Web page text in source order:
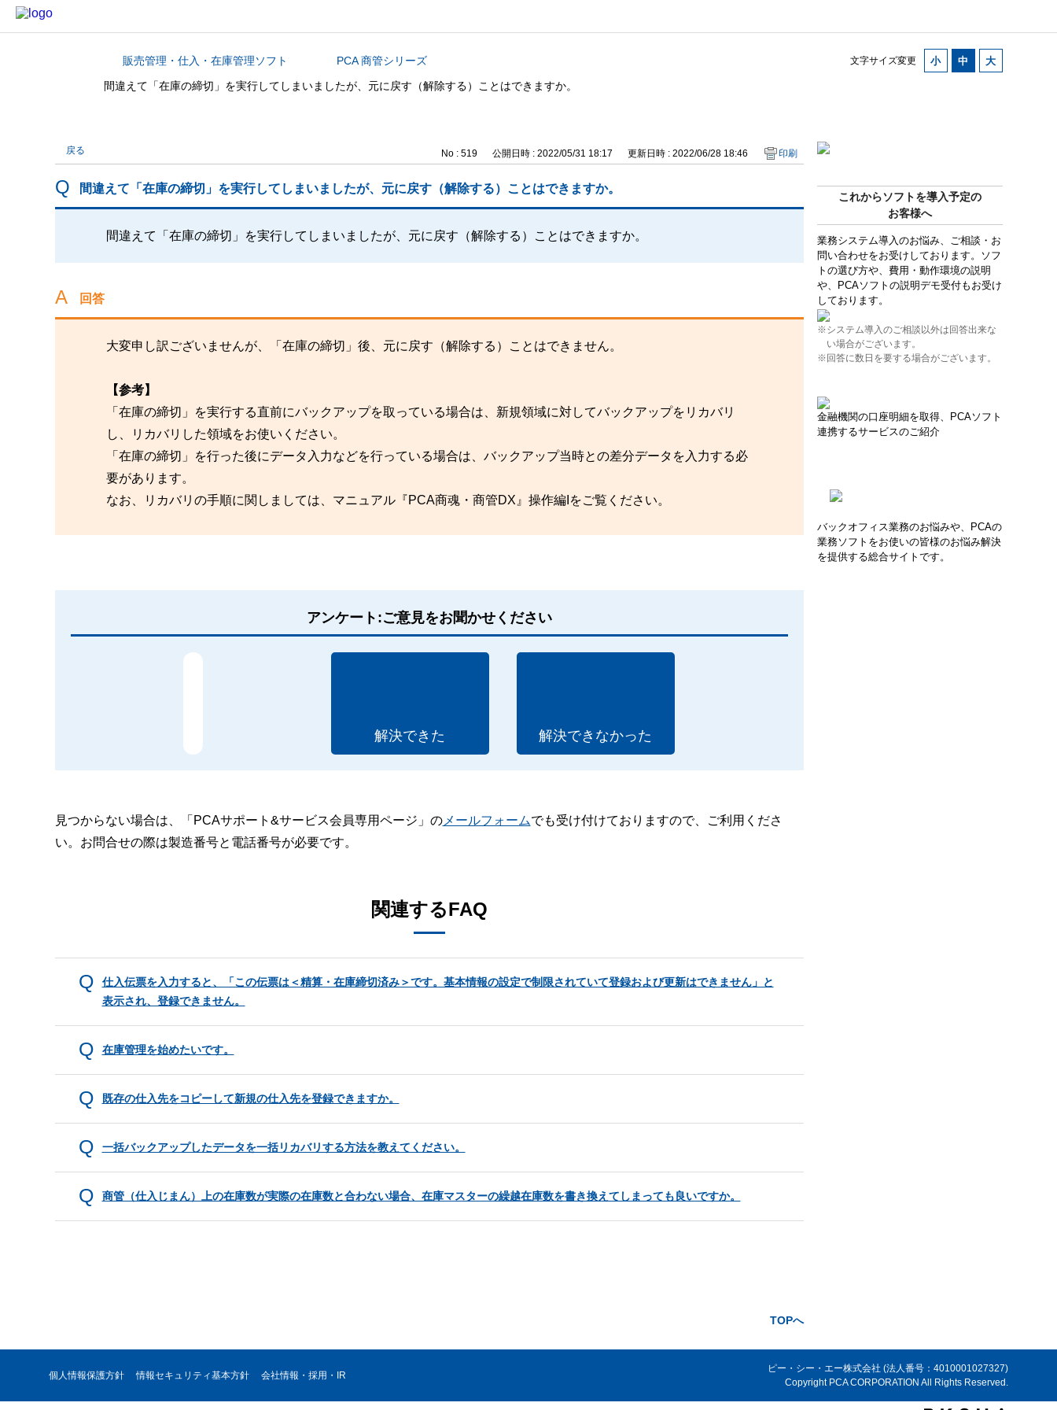
文字サイズ変更
カテゴリから探す販売管理・仕入・在庫管理ソフト
PCA 商管シリーズ
間違えて「在庫の締切」を実行してしまいましたが、元に戻す（解除する）ことはできますか。
これからソフトを導入予定の
お客様へ
業務システム導入のお悩み、ご相談・お
問い合わせをお受けしております。ソフ
トの選び方や、費用・動作環境の説明
や、PCAソフトの説明デモ受付もお受け
しております。
※システム導入のご相談以外は回答出来な
い場合がございます。
※回答に数日を要する場合がございます。
金融機関の口座明細を取得、PCAソフト
連携するサービスのご紹介
バックオフィス業務のお悩みや、PCAの
業務ソフトをお使いの皆様のお悩み解決
を提供する総合サイトです。
戻る No : 519 公開日時 : 2022/05/31 18:17 更新日時 : 2022/06/28 18:46 印刷
間違えて「在庫の締切」を実行してしまいましたが、元に戻す（解除する）ことはできますか。
間違えて「在庫の締切」を実行してしまいましたが、元に戻す（解除する）ことはできますか。
回答
大変申し訳ございませんが、「在庫の締切」後、元に戻す（解除する）ことはできません。
【参考】
「在庫の締切」を実行する直前にバックアップを取っている場合は、新規領域に対してバックアップをリカバリ
し、リカバリした領域をお使いください。
「在庫の締切」を行った後にデータ入力などを行っている場合は、バックアップ当時との差分データを入力する必
要があります。
なお、リカバリの手順に関しましては、マニュアル『PCA商魂・商管DX』操作編Iをご覧ください。
アンケート:ご意見をお聞かせください
解決できた 解決できなかった
見つからない場合は、「PCAサポート&サービス会員専用ページ」のメールフォームでも受け付けておりますので、ご利用くださ
い。お問合せの際は製造番号と電話番号が必要です。
関連するFAQ
仕入伝票を入力すると、「この伝票は＜精算・在庫締切済み＞です。基本情報の設定で制限されていて登録および更新はできません」と
表示され、登録できません。
在庫管理を始めたいです。
既存の仕入先をコピーして新規の仕入先を登録できますか。
一括バックアップしたデータを一括リカバリする方法を教えてください。
商管（仕入じまん）上の在庫数が実際の在庫数と合わない場合、在庫マスターの繰越在庫数を書き換えてしまっても良いですか。
TOPへ
個人情報保護方針 情報セキュリティ基本方針 会社情報・採用・IR
ピー・シー・エー株式会社 (法人番号：4010001027327)
Copyright PCA CORPORATION All Rights Reserved.